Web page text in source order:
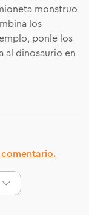
monstruo
los
ponle los
al dinosaurio en
comentario.